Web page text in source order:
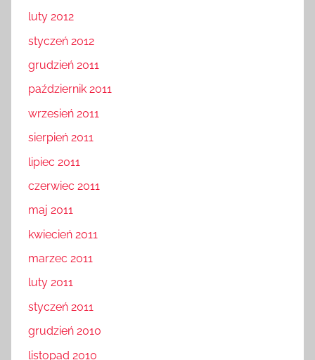
luty 2012
styczeń 2012
grudzień 2011
październik 2011
wrzesień 2011
sierpień 2011
lipiec 2011
czerwiec 2011
maj 2011
kwiecień 2011
marzec 2011
luty 2011
styczeń 2011
grudzień 2010
listopad 2010